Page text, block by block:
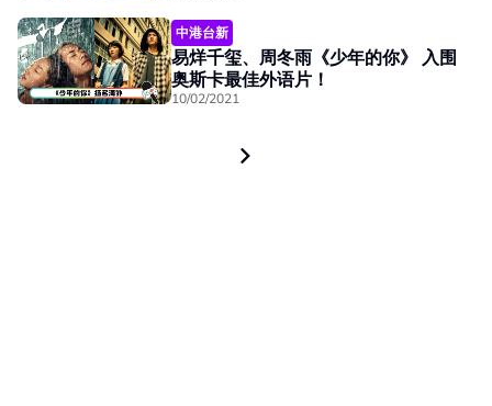
中港台新
易烊千玺、周冬雨《少年的你》 入围
奥斯卡最佳外语片！
10/02/2021